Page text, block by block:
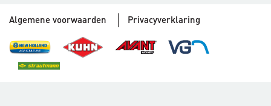
Algemene voorwaarden Privacyverklaring